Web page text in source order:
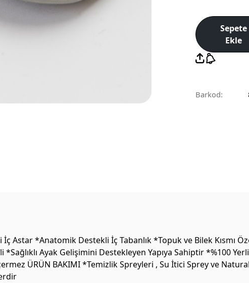
Sepete
Ekle
Barkod:
Astar *Anatomik Destekli İç Tabanlık *Topuk ve Bilek Kısmı
Ayak Gelişimini Destekleyen Yapıya Sahiptir *%100
ÜRÜN BAKIMI *Temizlik Spreyleri , Su İtici Sprey ve